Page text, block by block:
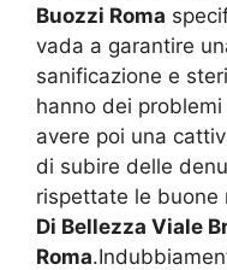
Buozzi Roma
vada a garantire
sanificazione e
hanno dei
avere poi una
di subire delle
rispettate le buone
Di Bellezza Viale
Roma